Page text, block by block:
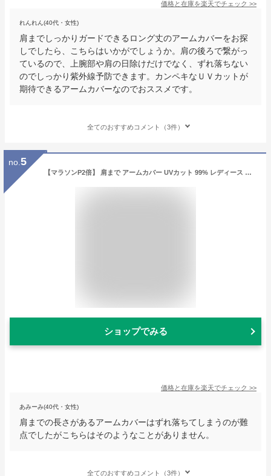
価格と在庫を楽天でチェック >>
れんれん(40代・女性)
肩までしっかりガードできるロング丈のアームカバーをお探
しでしたら、こちらはいかがでしょうか。肩の後ろで繋がっ
ているので、上腕部や肩の日除けだけでなく、ずれ落ちない
のでしっかり紫外線予防できます。カンペキなＵＶカットが
期待できるアームカバーなのでおススメです。
全てのおすすめコメント（3件）
no. 5
【マラソンP2倍】 肩まで アームカバー UVカット 99% レディース ロング 70cm 接触冷感 ひんやり おしゃれ さらさら 日焼け対策 紫外線カット 紫外線対策 UVカット 腕カバー コアブルー 母の日 プレゼント 黒 クール 日焼け防止 ストレッチ素材 落ちにくい 指先まで レース
ショップでみる
価格と在庫を楽天でチェック >>
あみーみ(40代・女性)
肩までの長さがあるアームカバーはずれ落ちてしまうのが難
点でしたがこちらはそのようなことがありません。
全てのおすすめコメント（3件）